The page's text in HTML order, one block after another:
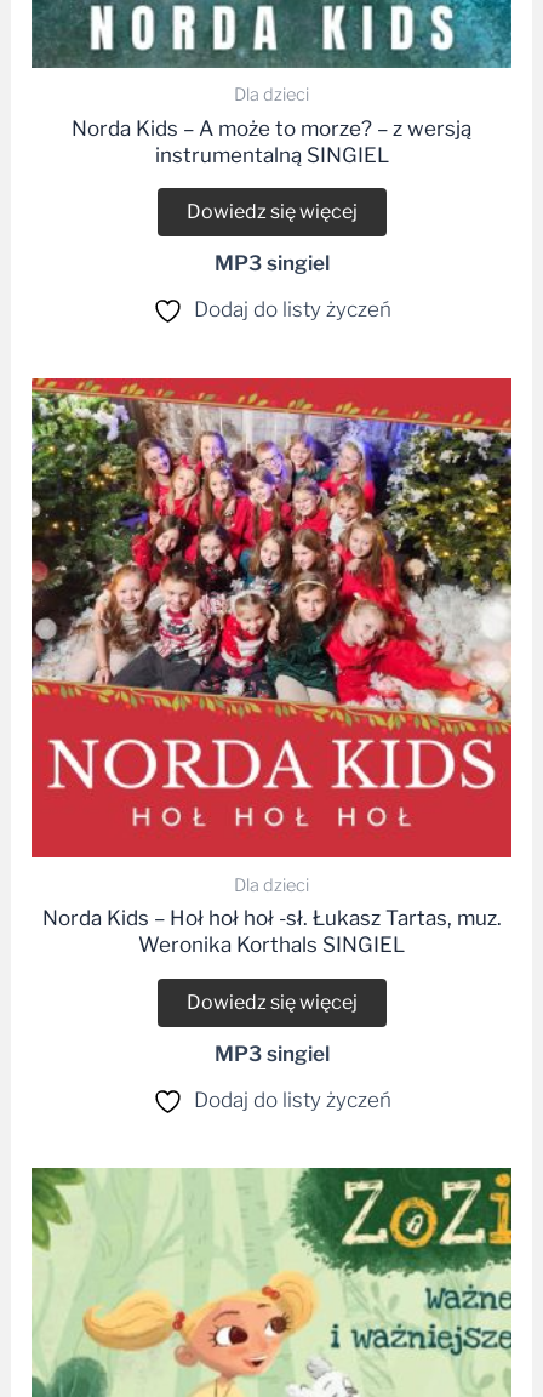
Dla dzieci
Norda Kids – A może to morze? – z wersją
instrumentalną SINGIEL
Dowiedz się więcej
MP3 singiel
Dodaj do listy życzeń
Dla dzieci
Norda Kids – Hoł hoł hoł -sł. Łukasz Tartas, muz.
Weronika Korthals SINGIEL
Dowiedz się więcej
MP3 singiel
Dodaj do listy życzeń
Zakres
cen:
od
28,99 zł
do
37,99 zł